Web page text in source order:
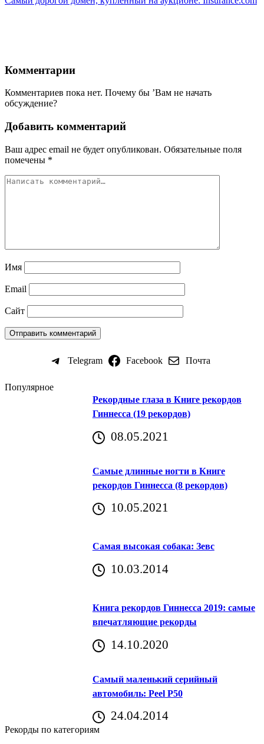
Комментарии
Комментариев пока нет. Почему бы ’Вам не начать
обсуждение?
Добавить комментарий
Ваш адрес email не будет опубликован. Обязательные поля
помечены *
Имя
Email
Сайт
Telegram Facebook Почта
Популярное
Рекордные глаза в Книге рекордов
Гиннесса (19 рекордов)
08.05.2021
Самые длинные ногти в Книге
рекордов Гиннесса (8 рекордов)
10.05.2021
Самая высокая собака: Зевс
10.03.2014
Книга рекордов Гиннесса 2019: самые
впечатляющие рекорды
14.10.2020
Самый маленький серийный
автомобиль: Peel P50
24.04.2014
Рекорды по категориям